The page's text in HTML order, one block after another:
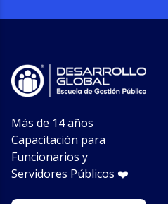
Más de 14 años
Capacitación para
Funcionarios y
Servidores Públicos ❤️️